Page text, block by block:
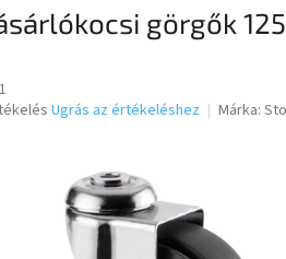
görgők
Ugrás az értékeléshez Márka: